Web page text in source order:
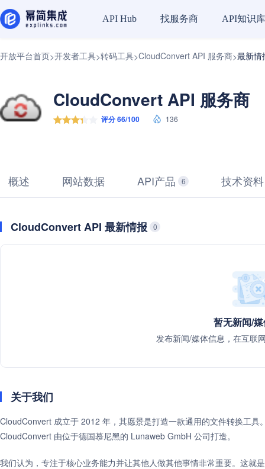
API Hub 找服务商 API知识库
开放平台首页>开发者工具>转码工具>CloudConvert API 服务商>最新情
CloudConvert API 服务商
评分 66/100 136
概述 网站数据 API产品 6 技术资料
CloudConvert API 最新情报 0
暂无新闻/
发布新闻/媒体信息，在互联
关于我们
CloudConvert 成立于 2012 年，其愿景是打造一款通用的文件转换工
CloudConvert 由位于德国慕尼黑的 Lunaweb GmbH 公司打造。
我们认为，专注于核心业务能力并让其他人做其他事情非常重要。这就